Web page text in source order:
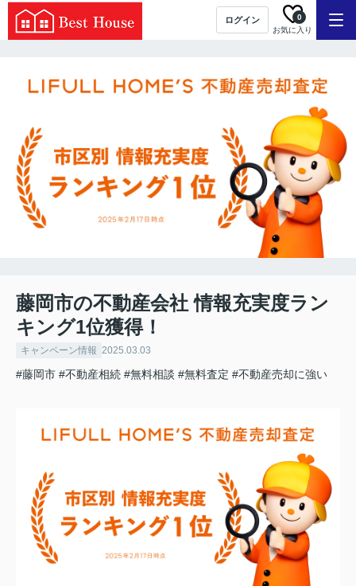
ログイン
お気に入り
0
藤岡市の不動産会社 情報充実度ラン
キング1位獲得！
キャンペーン情報 2025.03.03
#藤岡市 #不動産相続 #無料相談 #無料査定 #不動産売却に強い